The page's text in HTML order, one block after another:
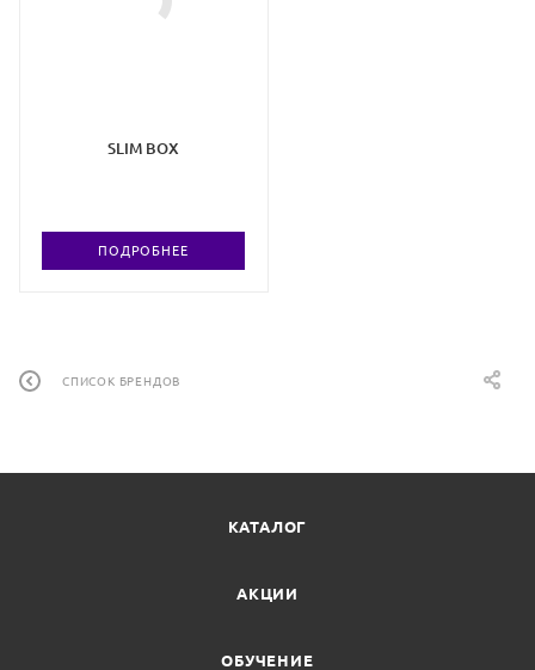
SLIM BOX
ПОДРОБНЕЕ
СПИСОК БРЕНДОВ
КАТАЛОГ
АКЦИИ
ОБУЧЕНИЕ